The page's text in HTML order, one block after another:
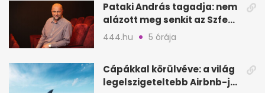
Pataki András tagadja: nem
alázott meg senkit az Szfe
felvételijén
444.hu 5 órája
Cápákkal körülvéve: a világ
legelszigeteltebb Airbnb-je